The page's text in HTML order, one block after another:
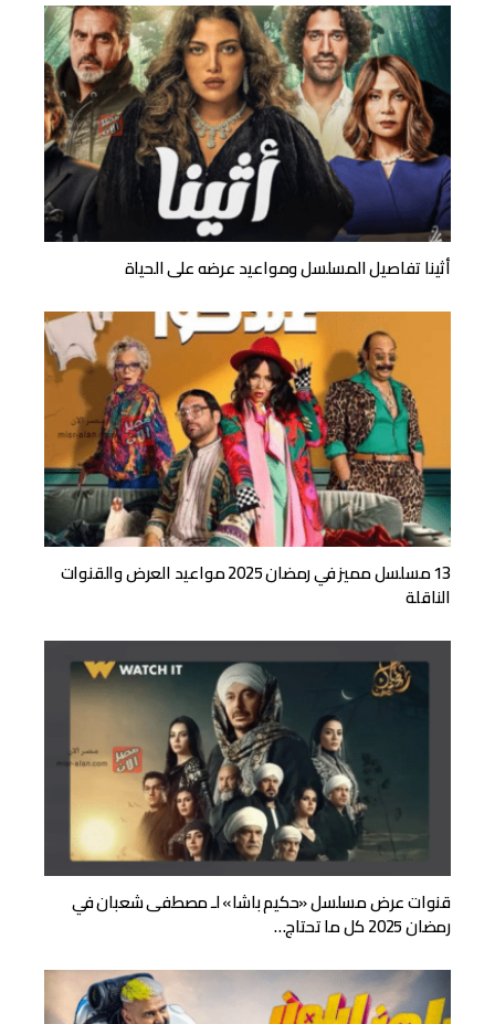
أثينا تفاصيل المسلسل ومواعيد عرضه على الحياة
13 مسلسل مميز في رمضان 2025 مواعيد العرض والقنوات
الناقلة
قنوات عرض مسلسل «حكيم باشا» لـ مصطفى شعبان في
رمضان 2025 كل ما تحتاج…